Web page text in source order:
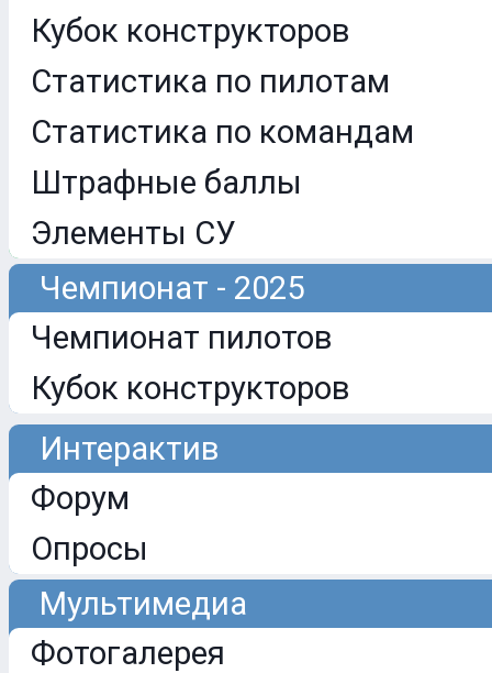
Кубок конструкторов
Статистика по пилотам
Статистика по командам
Штрафные баллы
Элементы СУ
Чемпионат - 2025
Чемпионат пилотов
Кубок конструкторов
Интерактив
Форум
Опросы
Мультимедиа
Фотогалерея